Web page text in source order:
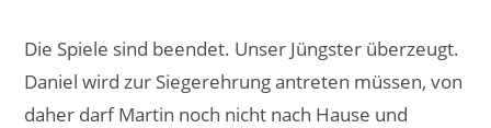
Die Spiele sind beendet. Unser Jüngster überzeugt.
Daniel wird zur Siegerehrung antreten müssen, von
daher darf Martin noch nicht nach Hause und